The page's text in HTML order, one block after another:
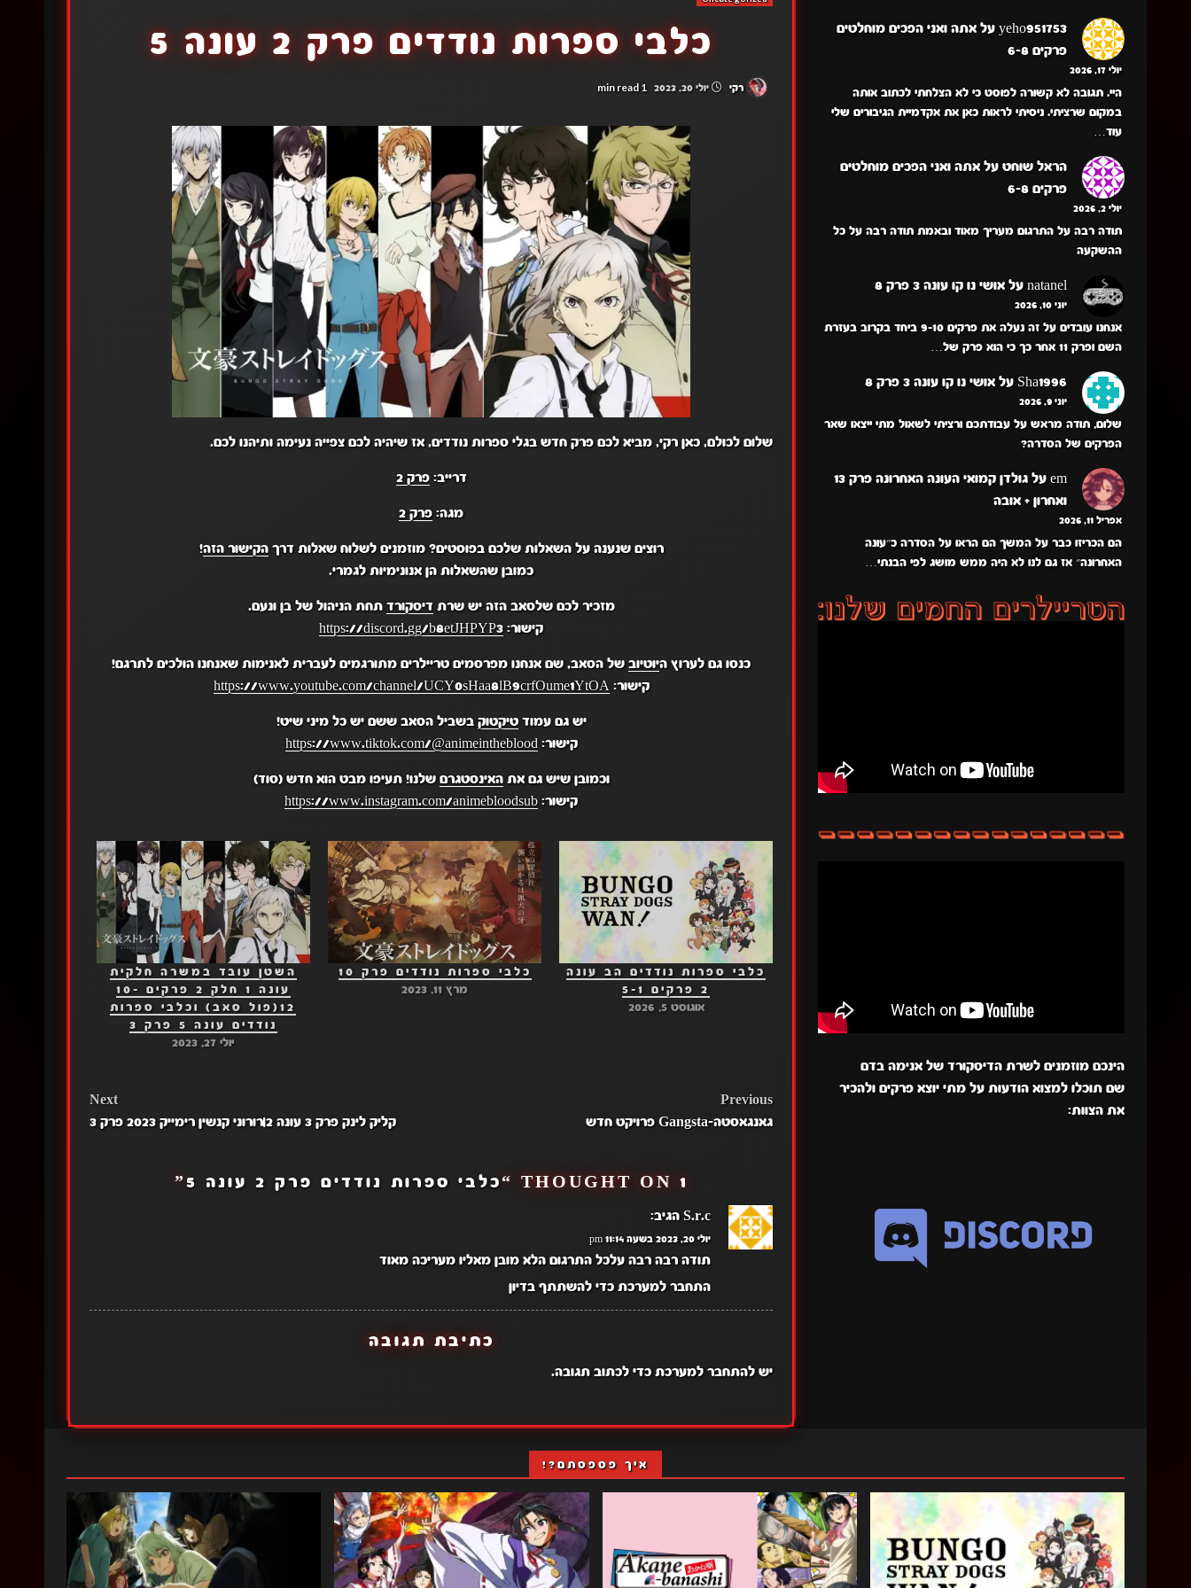
כלבי ספרות נודדים פרק 2 עונה 5
רקי יולי 20, 2023 1 min read
שלום לכולם, כאן רקי, מביא לכם פרק חדש בגלי ספרות נודדים, אז שיהיה לכם צפייה נעימה ותיהנו לכם.
דרייב:פרק 2
מגה: פרק 2
רוצים שנענה על השאלות שלכם בפוסטים? מוזמנים לשלוח שאלות דרךהקישור הזה!
כמובן שהשאלות הן אנונימיות לגמרי.
מזכיר לכם שלסאב הזה יש שרת דיסקורד תחת הניהול של בן ונעם.
קישור: https://discord.gg/b8etJHPYP3
כנסו גם לערוץ היוטיובשל הסאב, שם אנחנו מפרסמים טריילרים מתורגמים לעברית לאנימות שאנחנו הולכים לתרגם!
קישור: https://www.youtube.com/channel/UCY0sHaa8lB9crfOume1YtOA
יש גם עמודטיקטוק בשביל הסאב ששם יש כל מיני שיט!
קישור: https://www.tiktok.com/@animeintheblood
וכמובן שיש גם אתהאינסטגרם שלנו! תעיפו מבט הוא חדש (סוד)
קישור: https://www.instagram.com/animebloodsub
כלבי ספרות נודדים הב עונה
2 פרקים 5-1
אוגוסט 5, 2026
כלבי ספרות נודדים פרק 10
מרץ 11, 2023
השטן עובד במשרה חלקית
עונה 1 חלק 2 פרקים 10-
12(פול סאב) וכלבי ספרות
נודדים עונה 5 פרק 3
יולי 27, 2023
POST
Previous
גאנגאסטה-Gangsta פרויקט חדש
Next
קליק לינק פרק 3 עונה 2|רורוני קנשין רימייק 2023 פרק 3
1 THOUGHT ON “ כלבי ספרות נודדים פרק 2 עונה 5 ”
S.r.c הגיב:
יולי 20, 2023 בשעה 11:14 pm
תודה רבה רבה עלכל התרגום הלא מובן מאליו מעריכה מאוד
התחבר למערכת כדי להשתתף בדיון
כתיבת תגובה
יש להתחבר למערכתכדי לכתוב תגובה.
yeho951753 עלאתה ואני הפכים מוחלטים
פרקים 6-8
יולי 17, 2026
היי. תגובה לא קשורה לפוסט כי לא הצלחתי לכתוב אותה
במקום שרציתי. ניסיתי לראות כאן את אקדמיית הגיבורים שלי
עוד…
הראל שוחט עלאתה ואני הפכים מוחלטים
פרקים 6-8
יולי 2, 2026
תודה רבה על התרגום מעריך מאוד ובאמת תודה רבה על כל
ההשקעה
natanel עלאושי נו קו עונה 3 פרק 8
יוני 10, 2026
אנחנו עובדים על זה נעלה את פרקים 9-10 ביחד בקרוב בעזרת
השם ופרק 11 אחר כך כי הוא פרק של…
Sha1996 עלאושי נו קו עונה 3 פרק 8
יוני 9, 2026
שלום, תודה מראש על עבודתכם ורציתי לשאול מתי ייצאו שאר
הפרקים של הסדרה?
em על
גולדן קמואי העונה האחרונה פרק 13
ואחרון + אובה
אפריל 11, 2026
הם הכריזו כבר על המשך הם הראו על הסדרה כ״עונה
האחרונה״ אז גם לנו לא היה ממש מושג לפי הבנתי…
הינכם מוזמנים לשרת הדיסקורד של אנימה בדם
שם תוכלו למצוא הודעות על מתי יוצא פרקים ולהכיר
את הצוות:
איך פספסתם?!